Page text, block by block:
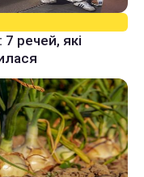
речей, які